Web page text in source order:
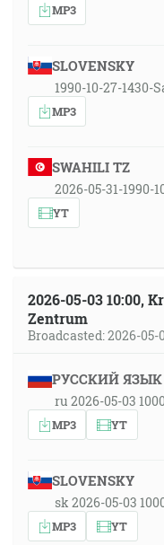
MP3
SLOVENSKY
1990-10-27-1430-
MP3
SWAHILI TZ
2026-05-31-1990-
YT
2026-05-03 10:00,
Zentrum
Broadcasted: 2026-05-
РУССКИЙ ЯЗЫК
ru 2026-05-03
MP3 YT
SLOVENSKY
sk 2026-05-03
MP3 YT